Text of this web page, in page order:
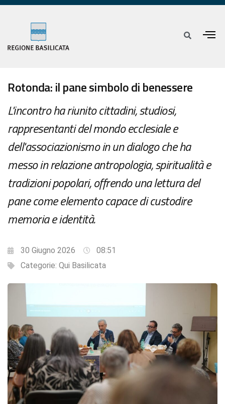
Rotonda: il pane simbolo di benessere
L'incontro ha riunito cittadini, studiosi,
rappresentanti del mondo ecclesiale e
dell'associazionismo in un dialogo che ha
messo in relazione antropologia, spiritualità e
tradizioni popolari, offrendo una lettura del
pane come elemento capace di custodire
memoria e identità.
30 Giugno 2026
08:51
Categorie: Qui Basilicata